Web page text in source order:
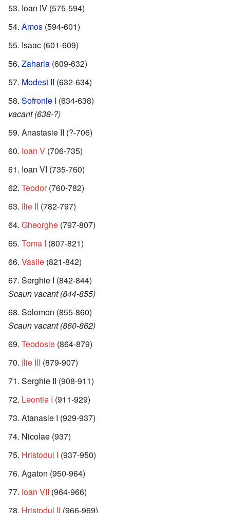
Ioan IV (575-594)
Amos (594-601)
Isaac (601-609)
Zaharia (609-632)
Modest II (632-634)
Sofronie I (634-638)
vacant (638-?)
Anastasie II (?-706)
Ioan V (706-735)
Ioan VI (735-760)
Teodor(760-782)
Ilie II (782-797)
Gheorghe (797-807)
Toma I (807-821)
Vasile (821-842)
Serghie I (842-844)
Scaun vacant (844-855)
Solomon (855-860)
Scaun vacant (860-862)
Teodosie (864-879)
Ilie III (879-907)
Serghie II (908-911)
Leontie I (911-929)
Atanasie I (929-937)
Nicolae (937)
Hristodul I (937-950)
Agaton (950-964)
Ioan VII (964-966)
Hristodul II (966-969)